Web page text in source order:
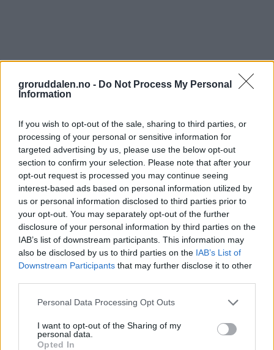
groruddalen.no - Do Not Process My Personal
Information
If you wish to opt-out of the sale, sharing to third parties, or
processing of your personal or sensitive information for
targeted advertising by us, please use the below opt-out
section to confirm your selection. Please note that after your
opt-out request is processed you may continue seeing
interest-based ads based on personal information utilized by
us or personal information disclosed to third parties prior to
your opt-out. You may separately opt-out of the further
disclosure of your personal information by third parties on the
IAB’s list of downstream participants. This information may
also be disclosed by us to third parties on the IAB’s List of
Downstream Participants that may further disclose it to other
Personal Data Processing Opt Outs
I want to opt-out of the Sharing of my
personal data.
Opted In